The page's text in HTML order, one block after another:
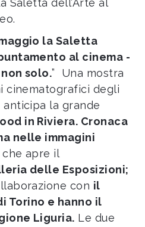
Saletta dell’Arte al
la Saletta
al cinema -
solo.” Una mostra
cinematografici degli
anticipa la grande
in Riviera. Cronaca
nelle immagini
che apre il
delle Esposizioni;
con il
Torino e hanno il
Liguria. Le due